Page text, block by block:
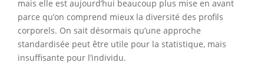
mais elle est aujourd’hui beaucoup plus mise en avant
parce qu’on comprend mieux la diversité des profils
corporels. On sait désormais qu’une approche
standardisée peut être utile pour la statistique, mais
insuffisante pour l’individu.